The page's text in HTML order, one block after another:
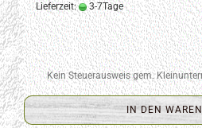
Lieferzeit: 3-7Tage
Kein Steuerausweis gem.
IN DEN